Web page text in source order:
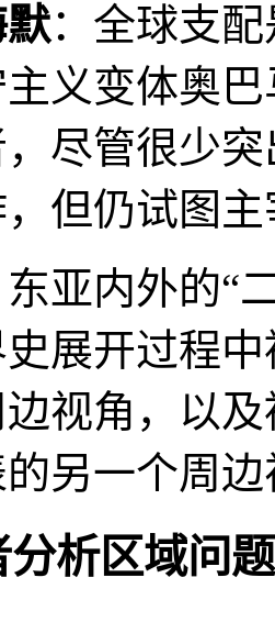
：全球支
义变体奥
，尽管很少
但仍试图
东亚内外的“
展开过程
视角，以
另一个周
分析区域问题